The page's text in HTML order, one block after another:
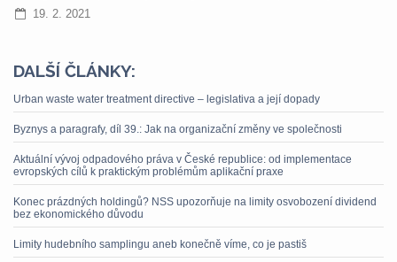
19. 2. 2021
DALŠÍ ČLÁNKY:
Urban waste water treatment directive – legislativa a její dopady
Byznys a paragrafy, díl 39.: Jak na organizační změny ve společnosti
Aktuální vývoj odpadového práva v České republice: od implementace
evropských cílů k praktickým problémům aplikační praxe
Konec prázdných holdingů? NSS upozorňuje na limity osvobození dividend
bez ekonomického důvodu
Limity hudebního samplingu aneb konečně víme, co je pastiš